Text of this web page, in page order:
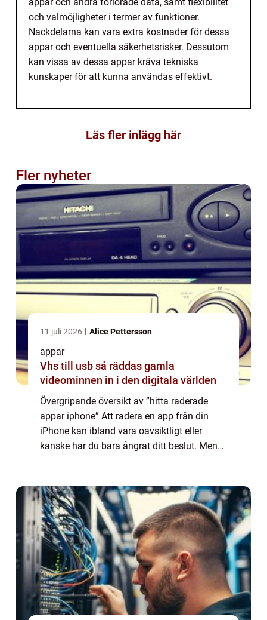
och valmöjligheter i termer av funktioner.
Nackdelarna kan vara extra kostnader för dessa
appar och eventuella säkerhetsrisker. Dessutom
kan vissa av dessa appar kräva tekniska
kunskaper för att kunna användas effektivt.
Läs fler inlägg här
Fler nyheter
11 juli 2026 Alice Pettersson
appar
Vhs till usb så räddas gamla
videominnen in i den digitala världen
Övergripande översikt av ”hitta raderade
appar iphone” Att radera en app från din
iPhone kan ibland vara oavsiktligt eller
kanske har du bara ångrat ditt beslut. Men